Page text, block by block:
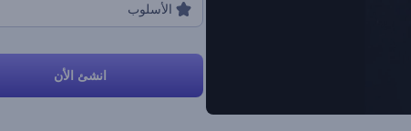
الأسلوب
انشئ الأن